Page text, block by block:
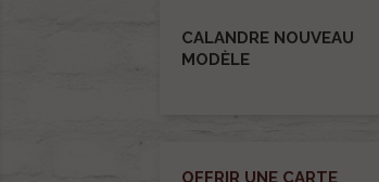
CALANDRE NOUVEAU
MODÈLE
OFFRIR UNE CARTE